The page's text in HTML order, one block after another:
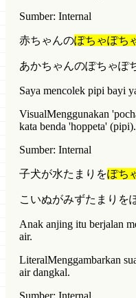
Sumber: Internal
赤ちゃんのぽちゃぽち
あかちゃんのぽちゃぽ
Saya mencolek pipi bayi
VisualMenggunakan
kata benda 'hoppeta' (pipi).
Sumber: Internal
子犬が水たまりをぽち
こいぬがみずたまりを
Anak anjing itu berjalan
air.
LiteralMenggambarkan
air dangkal.